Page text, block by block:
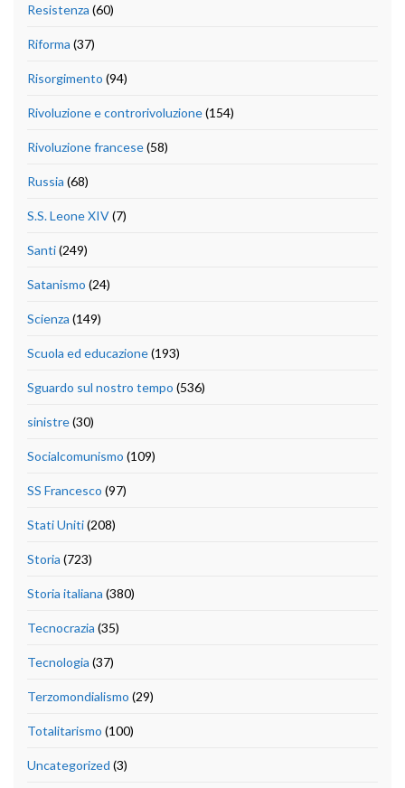
Resistenza (60)
Riforma (37)
Risorgimento (94)
Rivoluzione e controrivoluzione(154)
Rivoluzione francese(58)
Russia (68)
S.S. Leone XIV(7)
Santi(249)
Satanismo (24)
Scienza (149)
Scuola ed educazione(193)
Sguardo sul nostro tempo (536)
sinistre(30)
Socialcomunismo (109)
SS Francesco (97)
Stati Uniti(208)
Storia (723)
Storia italiana (380)
Tecnocrazia (35)
Tecnologia (37)
Terzomondialismo (29)
Totalitarismo (100)
Uncategorized (3)